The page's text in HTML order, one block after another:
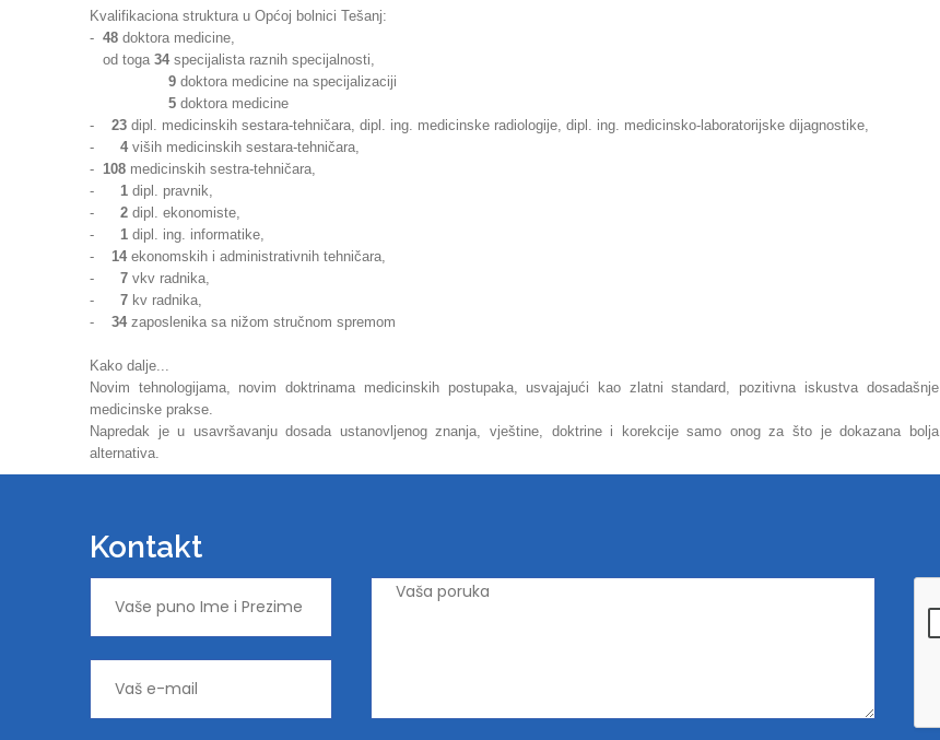
Kvalifikaciona struktura u Općoj bolnici Tešanj:
- 48 doktora medicine,
od toga 34 specijalista raznih specijalnosti,
9 doktora medicine na specijalizaciji
5 doktora medicine
- 23 dipl. medicinskih sestara-tehničara, dipl. ing. medicinske radiologije, dipl. ing. medicinsko-laboratorijske dijagnostike,
- 4 viših medicinskih sestara-tehničara,
- 108 medicinskih sestra-tehničara,
- 1 dipl. pravnik,
- 2 dipl. ekonomiste,
- 1 dipl. ing. informatike,
- 14 ekonomskih i administrativnih tehničara,
- 7 vkv radnika,
- 7 kv radnika,
- 34 zaposlenika sa nižom stručnom spremom
Kako dalje...
Novim tehnologijama, novim doktrinama medicinskih postupaka, usvajajući kao zlatni standard, pozitivna iskustva dosadašnje
medicinske prakse.
Napredak je u usavršavanju dosada ustanovljenog znanja, vještine, doktrine i korekcije samo onog za što je dokazana bolja
alternativa.
Kontakt